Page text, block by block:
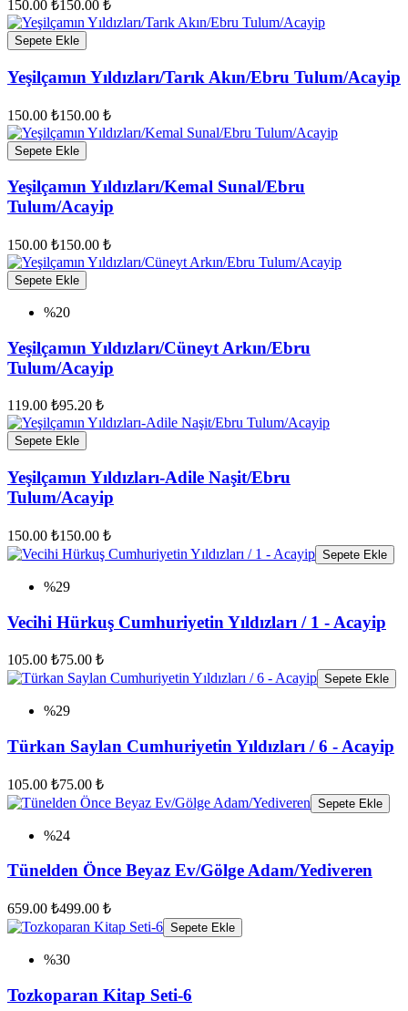
150.00 ₺150.00 ₺
Sepete Ekle
Yeşilçamın Yıldızları/Tarık Akın/Ebru Tulum/Acayip
150.00 ₺150.00 ₺
Sepete Ekle
Yeşilçamın Yıldızları/Kemal Sunal/Ebru
Tulum/Acayip
150.00 ₺150.00 ₺
Sepete Ekle
%20
Yeşilçamın Yıldızları/Cüneyt Arkın/Ebru
Tulum/Acayip
119.00 ₺95.20 ₺
Sepete Ekle
Yeşilçamın Yıldızları-Adile Naşit/Ebru
Tulum/Acayip
150.00 ₺150.00 ₺
Sepete Ekle
%29
Vecihi Hürkuş Cumhuriyetin Yıldızları / 1 - Acayip
105.00 ₺75.00 ₺
Sepete Ekle
%29
Türkan Saylan Cumhuriyetin Yıldızları / 6 - Acayip
105.00 ₺75.00 ₺
Sepete Ekle
%24
Tünelden Önce Beyaz Ev/Gölge Adam/Yediveren
659.00 ₺499.00 ₺
Sepete Ekle
%30
Tozkoparan Kitap Seti-6